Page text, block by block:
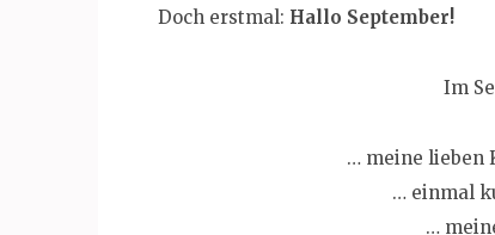
Doch erstmal: Hallo September!
Im
… meine lieben
… einmal
…